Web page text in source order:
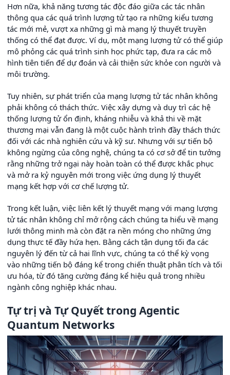
Hơn nữa, khả năng tương tác độc đáo giữa các tác nhân
thông qua các quá trình lượng tử tạo ra những kiểu tương
tác mới mẻ, vượt xa những gì mà mạng lý thuyết truyền
thống có thể đạt được. Ví dụ, một mạng lượng tử có thể giúp
mô phỏng các quá trình sinh học phức tạp, đưa ra các mô
hình tiên tiến để dự đoán và cải thiện sức khỏe con người và
môi trường.
Tuy nhiên, sự phát triển của mạng lượng tử tác nhân không
phải không có thách thức. Việc xây dựng và duy trì các hệ
thống lượng tử ổn định, kháng nhiễu và khả thi về mặt
thương mại vẫn đang là một cuộc hành trình đầy thách thức
đối với các nhà nghiên cứu và kỹ sư. Nhưng với sự tiến bộ
không ngừng của công nghệ, chúng ta có cơ sở để tin tưởng
rằng những trở ngại này hoàn toàn có thể được khắc phục
và mở ra kỷ nguyên mới trong việc ứng dụng lý thuyết
mạng kết hợp với cơ chế lượng tử.
Trong kết luận, việc liên kết lý thuyết mạng với mạng lượng
tử tác nhân không chỉ mở rộng cách chúng ta hiểu về mạng
lưới thông minh mà còn đặt ra nền móng cho những ứng
dụng thực tế đầy hứa hẹn. Bằng cách tận dụng tối đa các
nguyên lý đến từ cả hai lĩnh vực, chúng ta có thể kỳ vọng
vào những tiến bộ đáng kể trong chiến thuật phân tích và tối
ưu hóa, từ đó tăng cường đáng kể hiệu quả trong nhiều
ngành công nghiệp khác nhau.
Tự trị và Tự Quyết trong Agentic
Quantum Networks